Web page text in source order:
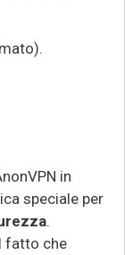
in
speciale per
.
fatto che